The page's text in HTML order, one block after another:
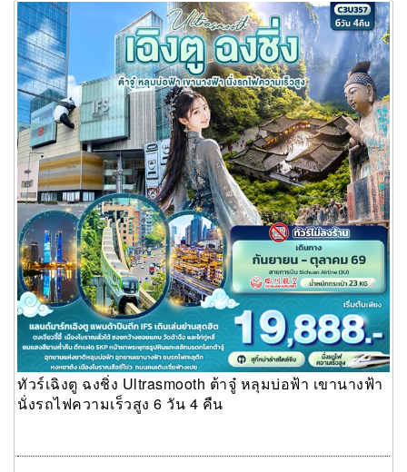
ทัวร์เฉิงตู ฉงชิ่ง Ultrasmooth ต้าจู๋ หลุมบ่อฟ้า เขานางฟ้า นั่งรถไฟ
ความเร็วสูง 6 วัน 4 คืน
ทัวร์เฉิงตู ฉงชิ่ง Ultrasmooth ต้าจู๋ หลุมบ่อฟ้า เขานางฟ้า
นั่งรถไฟความเร็วสูง 6 วัน 4 คืน